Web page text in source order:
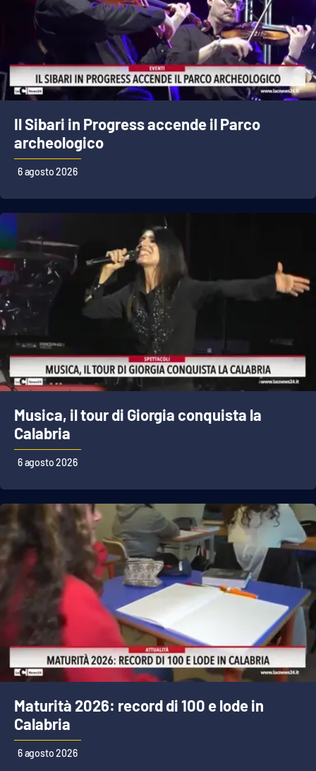
Reggio Calabria
Cosenza
Lamezia Terme
PROGETTI
SPECIALI
Buona Sanità Calabria
Destinazioni
Eventi
Food
Storie
LAC
NETWORK
Lacplay.it
Lactv.it
Laconair.it
Lacitymag.it
Lacapitalenews.it
Ilreggino.it
Cosenzachannel.it
Ilvibonese.it
Catanzarochannel.it
Il Sibari in Progress accende il Parco
archeologico
6 agosto 2026
Musica, il tour di Giorgia conquista la
Calabria
6 agosto 2026
Maturità 2026: record di 100 e lode in
Calabria
6 agosto 2026